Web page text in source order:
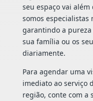
seu espaço vai
somos especialistas
garantindo a
sua família ou os
diariamente.
Para agendar uma
imediato ao serviço
região, conte com a